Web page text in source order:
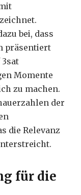
bei, dass
präsentiert
Momente
zu machen.
der
die Relevanz
für die